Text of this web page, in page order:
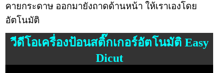
คายกระดาษ ออกมายังถาดด้านหน้า ให้เราเองโดย
อัตโนมัติ
วีดีโอเครื่องป้อนสติ๊กเกอร์อัตโนมัติ Easy
Dicut